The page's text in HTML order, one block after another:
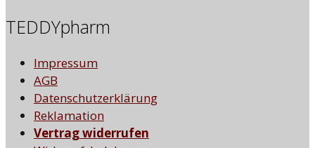
TEDDYpharm
Impressum
AGB
Datenschutzerklärung
Reklamation
Vertrag widerrufen